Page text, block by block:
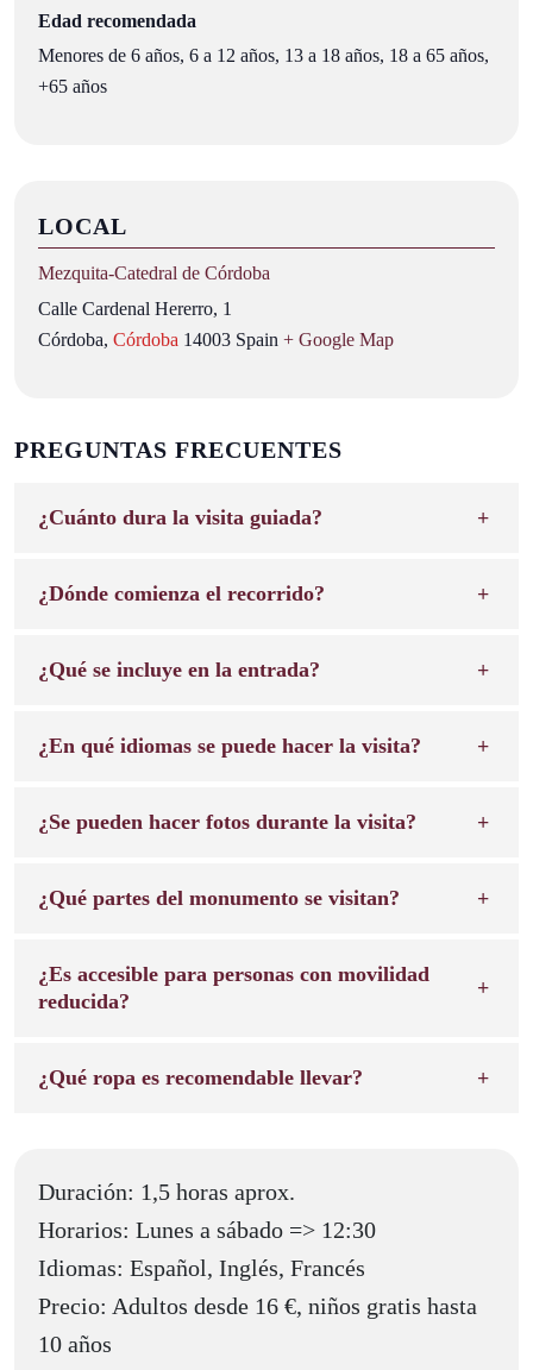
LOCAL
Mezquita‑Catedral de Córdoba
Calle Cardenal Hererro, 1
Córdoba, Córdoba 14003 Spain + Google Map
Edad recomendada
Menores de 6 años, 6 a 12 años, 13 a 18 años, 18 a 65 años,
+65 años
PREGUNTAS FRECUENTES
¿Cuánto dura la visita guiada?
¿Dónde comienza el recorrido?
¿Qué se incluye en la entrada?
¿En qué idiomas se puede hacer la visita?
¿Se pueden hacer fotos durante la visita?
¿Qué partes del monumento se visitan?
¿Es accesible para personas con movilidad
reducida?
¿Qué ropa es recomendable llevar?
Duración: 1,5 horas aprox.
Horarios: Lunes a sábado => 12:30
Idiomas: Español, Inglés, Francés
Precio: Adultos desde 16 €, niños gratis hasta
10 años